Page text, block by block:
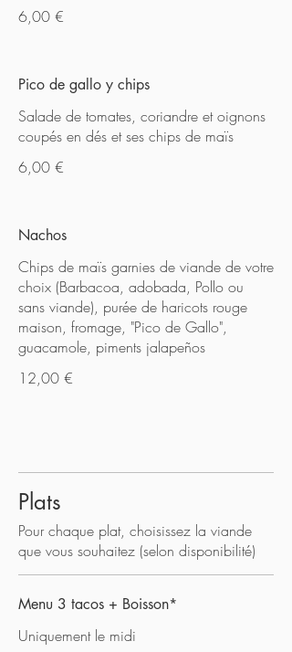
6,00 €
Pico de gallo y chips
Salade de tomates, coriandre et oignons
coupés en dés et ses chips de maïs
6,00 €
Nachos
Chips de maïs garnies de viande de votre
choix (Barbacoa, adobada, Pollo ou
sans viande), purée de haricots rouge
maison, fromage, "Pico de Gallo",
guacamole, piments jalapeños
12,00 €
Plats
Pour chaque plat, choisissez la viande
que vous souhaitez (selon disponibilité)
Menu 3 tacos + Boisson*
Uniquement le midi